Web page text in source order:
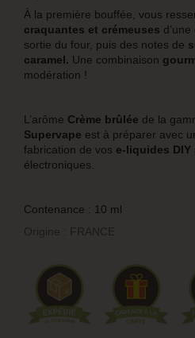
À la première bouffée, vous
craquantes et crémeuses
sortie du four, puis des notes de
caramel. Une combinaison
modération !
L’arôme Crème brûlée de la
Supervape est à préparer avec
fabrication de vos e-liquides DIY
électroniques.
Contenance : 10 ml
Origine : FRANCE